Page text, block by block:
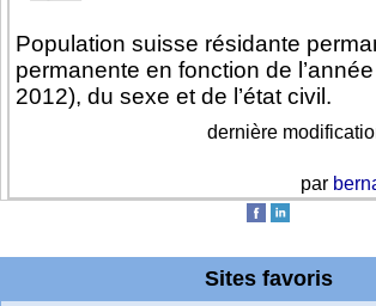
Population suisse résidante
permanente en fonction de
2012), du sexe et de l’état civil.
dernière
par
Sites favoris